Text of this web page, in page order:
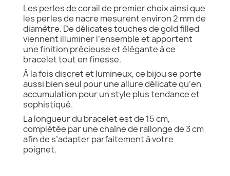
Les perles de corail de premier choix ainsi que
les perles de nacre mesurent environ 2 mm de
diamètre. De délicates touches de gold filled
viennent illuminer l’ensemble et apportent
une finition précieuse et élégante à ce
bracelet tout en finesse.
À la fois discret et lumineux, ce bijou se porte
aussi bien seul pour une allure délicate qu’en
accumulation pour un style plus tendance et
sophistiqué.
La longueur du bracelet est de 15 cm,
complétée par une chaîne de rallonge de 3 cm
afin de s’adapter parfaitement à votre
poignet.